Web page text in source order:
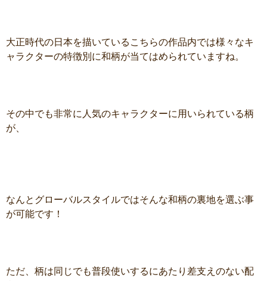
大正時代の日本を描いているこちらの作品内では様々なキ
ャラクターの特徴別に和柄が当てはめられていますね。
その中でも非常に人気のキャラクターに用いられている柄
が、
なんとグローバルスタイルではそんな和柄の裏地を選ぶ事
が可能です！
ただ、柄は同じでも普段使いするにあたり差支えのない配